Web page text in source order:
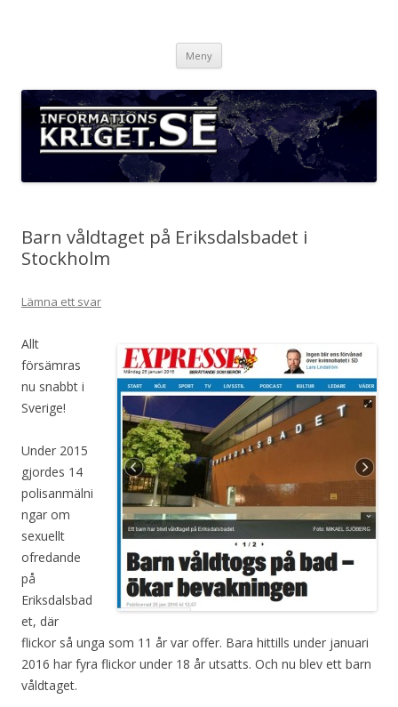
Meny
Barn våldtaget på Eriksdalsbadet i
Stockholm
Lämna ett svar
Allt
försämras
nu snabbt i
Sverige!
Under 2015
gjordes 14
polisanmälni
ngar om
sexuellt
ofredande
på
Eriksdalsbad
et, där
flickor så unga som 11 år var offer. Bara hittills under januari
2016 har fyra flickor under 18 år utsatts. Och nu blev ett barn
våldtaget.